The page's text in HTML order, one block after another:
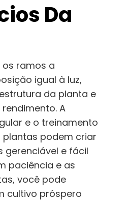
Da
os ramos a
igual à luz,
da planta e
A
e o treinamento
podem criar
gerenciável e fácil
paciência e as
você pode
cultivo próspero